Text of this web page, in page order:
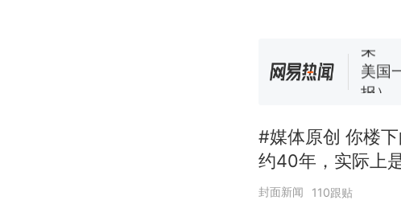
美国
报）
参考
热
此前
#媒体原创 你楼下
约40年，实际上
换招牌
封面新闻 110跟贴